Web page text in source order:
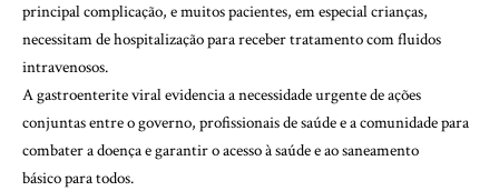
principal complicação, e muitos pacientes, em especial crianças,
necessitam de hospitalização para receber tratamento com fluidos
intravenosos.
A gastroenterite viral evidencia a necessidade urgente de ações
conjuntas entre o governo, profissionais de saúde e a comunidade para
combater a doença e garantir o acesso à saúde e ao saneamento
básico para todos.